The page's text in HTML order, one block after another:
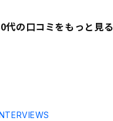
代の口コミをもっと見る